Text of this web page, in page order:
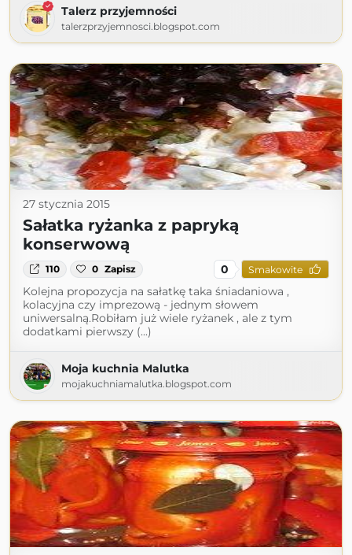
Talerz przyjemności
talerzprzyjemnosci.blogspot.com
27 stycznia 2015
Sałatka ryżanka z papryką
konserwową
110 0 Zapisz 0 Smakowite
Kolejna propozycja na sałatkę taka śniadaniowa ,
kolacyjna czy imprezową - jednym słowem
uniwersalną.Robiłam już wiele ryżanek , ale z tym
dodatkami pierwszy (...)
Moja kuchnia Malutka
mojakuchniamalutka.blogspot.com